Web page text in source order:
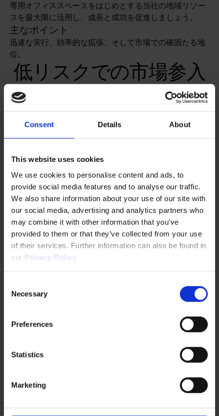
Consent Details About
This website uses cookies
We use cookies to personalise content and ads, to
provide social media features and to analyse our traffic.
We also share information about your use of our site with
our social media, advertising and analytics partners who
may combine it with other information that you’ve
provided to them or that they’ve collected from your use
of their services. Further information can also be found in
our Privacy Policy.
Selection
Necessary
Preferences
Statistics
Marketing
専用オフィススペースをはじめとする当社の地域リソー
スを最大限に活用し、成長と成功を促進しましょう。
主なポイント
迅速な実行、効率的な拡張、そして市場での確固たる地
位。
低リスクでの市場参入
を加速させるよう設計
されています
市場投入までの期間の短
縮
ガイド付きの検証と専門家の知見を活
用し、コストのかかる試行錯誤を回避
しましょう。
アジアで
の多彩な
取り組み
を見る
スタートアッ
プと投資家、
パートナー、
ビジネスチャ
ンスをつなぐ
アジア向け戦